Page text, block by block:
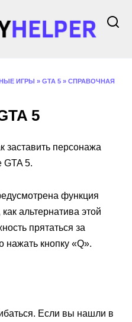
ИГРЫ » GTA 5 » СПРАВОЧНАЯ
5
заставить персонажа
GTA 5.
функция
альтернатива этой
прятаться за
нажать кнопку «Q».
Если вы нашли в